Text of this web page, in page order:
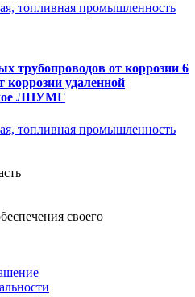
топливная промышленность
трубопроводов от коррозии 6
удаленной
ЛПУМГ
топливная промышленность
своего